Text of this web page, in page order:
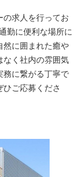
求人を行ってお
勤に便利な場所に
に囲まれた癒や
なく社内の雰囲気
務に繋がる丁寧で
ご応募くださ